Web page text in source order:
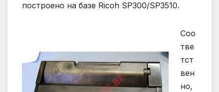
построено на базе Ricoh SP300/SP3510.
Соо
тве
тст
вен
но,